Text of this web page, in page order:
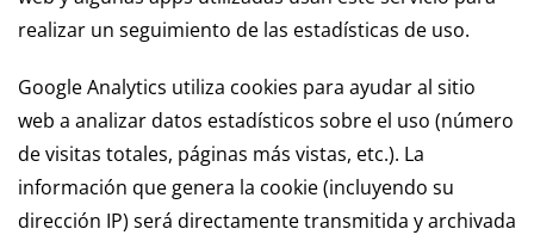
realizar un seguimiento de las estadísticas de uso.
Google Analytics utiliza cookies para ayudar al sitio
web a analizar datos estadísticos sobre el uso (número
de visitas totales, páginas más vistas, etc.). La
información que genera la cookie (incluyendo su
dirección IP) será directamente transmitida y archivada